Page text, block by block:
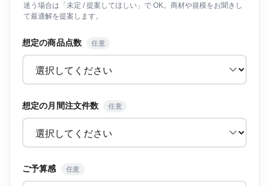
迷う場合は「未定 / 提案してほしい」で OK。商材や規模をお聞きし
て最適解を提案します。
想定の商品点数 任意
想定の月間注文件数 任意
ご予算感 任意